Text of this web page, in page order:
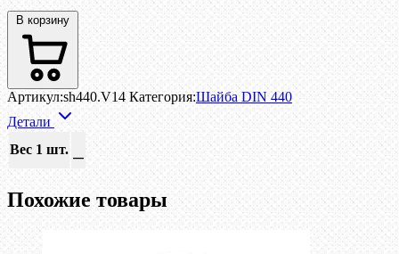
В корзину
Артикул:sh440.V14 Категория:Шайба DIN 440
Детали
Вес 1 шт. —
Похожие товары